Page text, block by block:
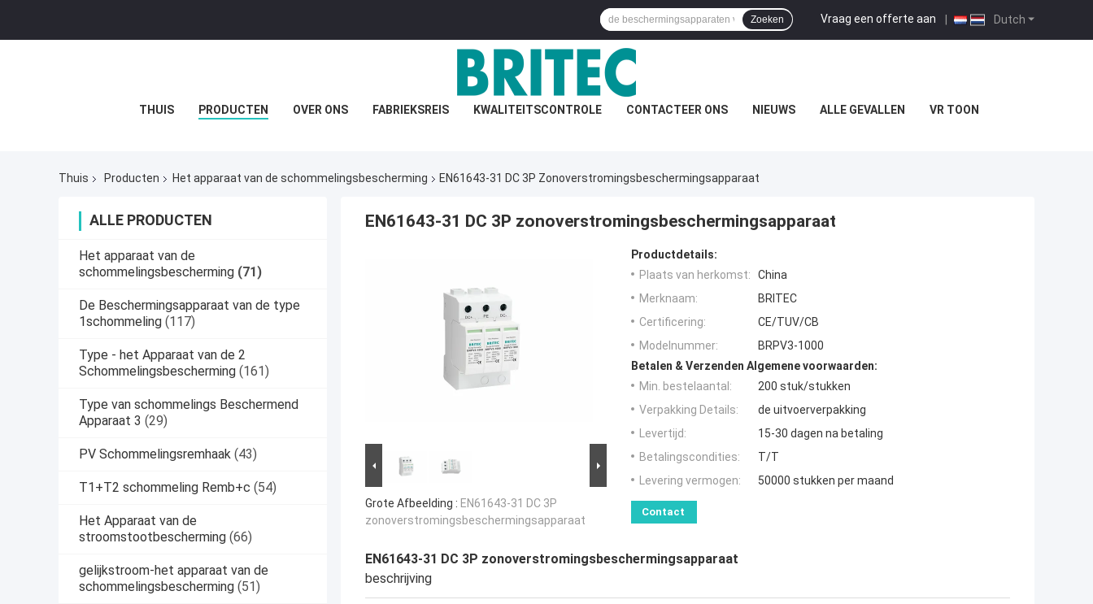
Dutch
Vraag een offerte aan |
Zoeken
THUIS PRODUCTEN OVER ONS FABRIEKSREIS KWALITEITSCONTROLE CONTACTEER ONS NIEUWS ALLE GEVALLEN VR TOON
Thuis Producten Het apparaat van de schommelingsbescherming EN61643-31 DC 3P Zonoverstromingsbeschermingsapparaat
ALLE PRODUCTEN
Het apparaat van de
schommelingsbescherming (71)
De Beschermingsapparaat van de type
1schommeling (117)
Type - het Apparaat van de 2
Schommelingsbescherming (161)
Type van schommelings Beschermend
Apparaat 3 (29)
PV Schommelingsremhaak (43)
T1+T2 schommeling Remb+c (54)
Het Apparaat van de
stroomstootbescherming (66)
gelijkstroom-het apparaat van de
schommelingsbescherming (51)
EN61643-31 DC 3P zonoverstromingsbeschermingsapparaat
Grote Afbeelding : EN61643-31 DC 3P
zonoverstromingsbeschermingsapparaat
Productdetails:
Plaats van herkomst:
China
Merknaam:
BRITEC
Certificering:
CE/TUV/CB
Modelnummer:
BRPV3-1000
Betalen & Verzenden Algemene voorwaarden:
Min. bestelaantal:
200 stuk/stukken
Verpakking Details:
de uitvoerverpakking
Levertijd:
15-30 dagen na betaling
Betalingscondities:
T/T
Levering vermogen:
50000 stukken per maand
Contact
EN61643-31 DC 3P zonoverstromingsbeschermingsapparaat
beschrijving